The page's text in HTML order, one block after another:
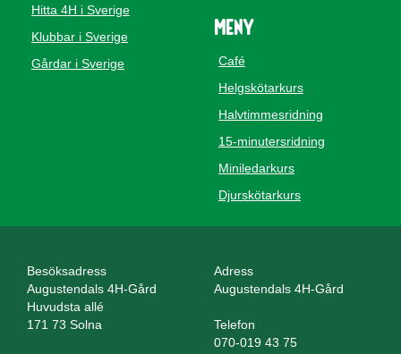
Hitta 4H i Sverige
Klubbar i Sverige
Gårdar i Sverige
Meny
Café
Helgskötarkurs
Halvtimmesridning
15-minutersridning
Miniledarkurs
Djurskötarkurs
Besöksadress
Augustendals 4H-Gård
Huvudsta allé
171 73 Solna
Adress
Augustendals 4H-Gård
Telefon
070-019 43 75